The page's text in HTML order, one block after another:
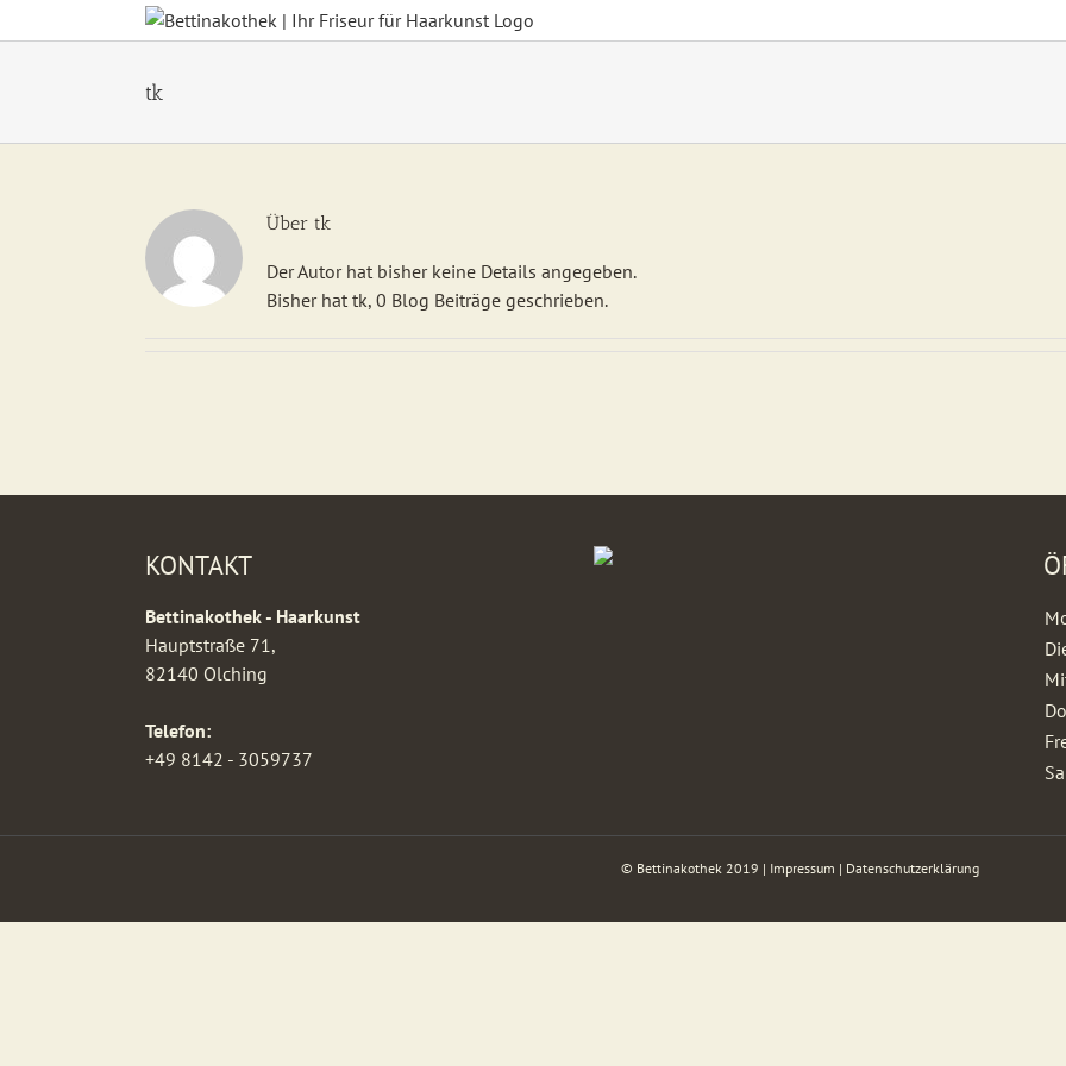
Inhalt
tk
Über tk
Der Autor hat bisher keine Details angegeben.
Bisher hat tk, 0 Blog Beiträge geschrieben.
KONTAKT
Bettinakothek - Haarkunst
Hauptstraße 71,
82140 Olching
Telefon:
+49 8142 - 3059737
© Bettinakothek 2019 | Impressum | Datenschutzerklärung